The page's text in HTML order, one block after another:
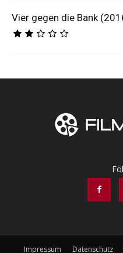
Vier gegen die Bank
Impressum Datenschutz